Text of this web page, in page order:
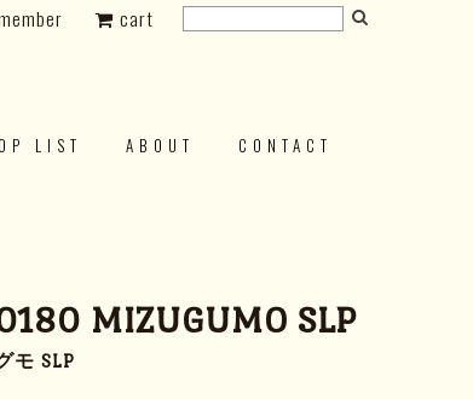
LIST ABOUT CONTACT
cart
MIZUGUMO SLP
モ SLP